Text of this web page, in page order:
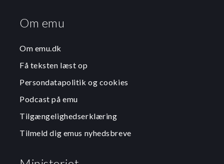
Om emu
Om emu.dk
Få teksten læst op
Persondatapolitik og cookies
Podcast på emu
Tilgængelighedserklæring
Tilmeld dig emus nyhedsbreve